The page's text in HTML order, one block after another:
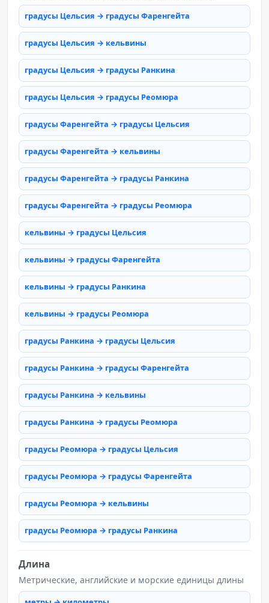
градусы Цельсия → градусы Фаренгейта
градусы Цельсия → кельвины
градусы Цельсия → градусы Ранкина
градусы Цельсия → градусы Реомюра
градусы Фаренгейта → градусы Цельсия
градусы Фаренгейта → кельвины
градусы Фаренгейта → градусы Ранкина
градусы Фаренгейта → градусы Реомюра
кельвины → градусы Цельсия
кельвины → градусы Фаренгейта
кельвины → градусы Ранкина
кельвины → градусы Реомюра
градусы Ранкина → градусы Цельсия
градусы Ранкина → градусы Фаренгейта
градусы Ранкина → кельвины
градусы Ранкина → градусы Реомюра
градусы Реомюра → градусы Цельсия
градусы Реомюра → градусы Фаренгейта
градусы Реомюра → кельвины
градусы Реомюра → градусы Ранкина
Длина
Метрические, английские и морские единицы длины